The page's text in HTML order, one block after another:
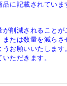
に記載されてい
削減されることが
たは数量を減らさ
お願いいたします
ただきます。